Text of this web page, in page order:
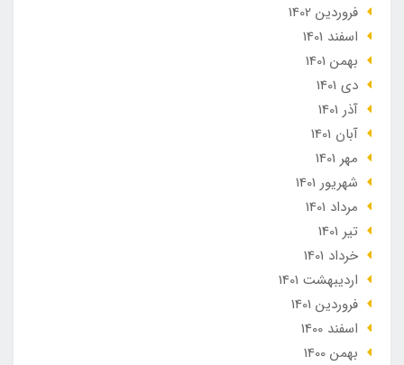
فروردین 1402
اسفند 1401
بهمن 1401
دی 1401
آذر 1401
آبان 1401
مهر 1401
شهریور 1401
مرداد 1401
تير 1401
خرداد 1401
ارديبهشت 1401
فروردین 1401
اسفند 1400
بهمن 1400